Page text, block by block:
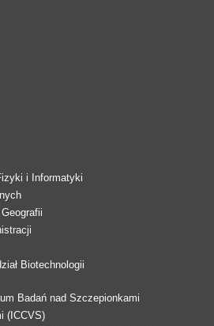
i Informatyki
Biotechnologii
Badań nad Szczepionkami
(ICCVS)